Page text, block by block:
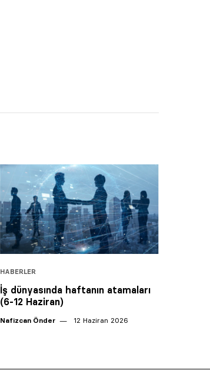
HABERLER
İş dünyasında haftanın atamaları
(6-12 Haziran)
Nafizcan Önder 12 Haziran 2026